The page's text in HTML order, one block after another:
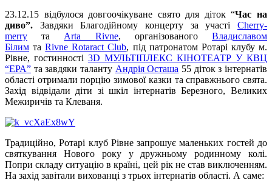
23.12.15 відбулося довгоочікуване свято для діток “Час на
диво”. Завдяки Благодійному концерту за участі Cherry-
merry таArta Rivne, організованогоВладиславом
Білим таRivne Rotaract Club, під патронатом Ротарі клубу м.
Рівне, гостинності 3D МУЛЬТІПЛЕКС КІНОТЕАТР У КВЦ
“ЕРА” та завдяки таланту Андрія Осташа 55 діток з інтернатів
області отримали порцію зимової казки та справжнього свята.
Захід відвідали діти зі шкіл інтернатів Березного, Великих
Межиричів та Клеваня.
Традиційно, Ротарі клуб Рівне запрошує маленьких гостей до
святкування Нового року у дружньому родинному колі.
Попри складу ситуацію в країні, цей рік не став виключенням.
На захід завітали вихованці з трьох інтернатів області. А саме: